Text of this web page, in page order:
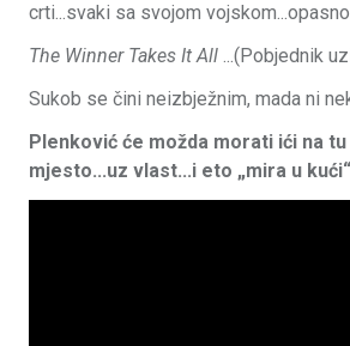
crti...svaki sa svojom
The Winner Takes It All ...(Pobjednik
Sukob se čini neizbježnim, mada ni
Plenković će možda morati ići na
mjesto...uz vlast...i eto „mira u